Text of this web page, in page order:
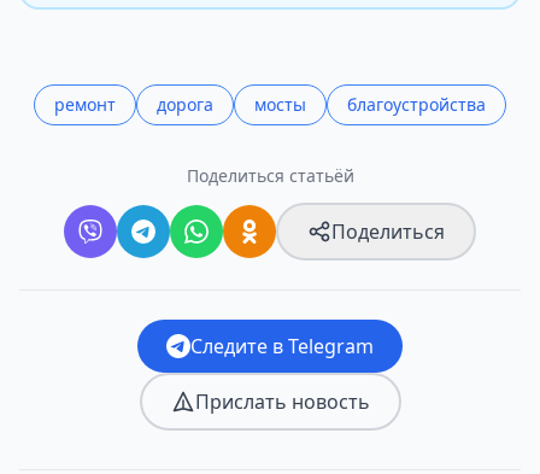
ремонт дорога мосты благоустройства
Поделиться статьёй
Поделиться
Следите в Telegram
Прислать новость